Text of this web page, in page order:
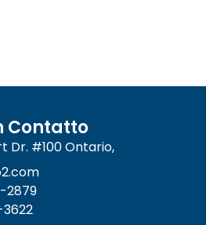
Contatto
Dr. #100 Ontario,
2879